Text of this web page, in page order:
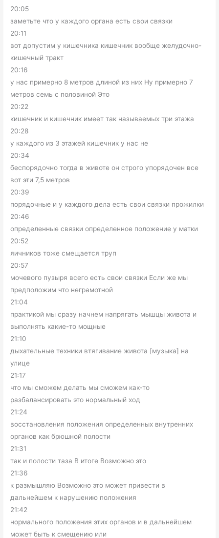
20:05
заметьте что у каждого органа есть свои связки
20:11
вот допустим у кишечника кишечник вообще желудочно-
кишечный тракт
20:16
у нас примерно 8 метров длиной из них Ну примерно 7
метров семь с половиной Это
20:22
кишечник и кишечник имеет так называемых три этажа
20:28
у каждого из 3 этажей кишечник у нас не
20:34
беспорядочно тогда в животе он строго упорядочен все
вот эти 7,5 метров
20:39
порядочные и у каждого дела есть свои связки прожилки
20:46
определенные связки определенное положение у матки
20:52
яичников тоже смещается труп
20:57
мочевого пузыря всего есть свои связки Если же мы
предположим что неграмотной
21:04
практикой мы сразу начнем напрягать мышцы живота и
выполнять какие-то мощные
21:10
дыхательные техники втягивание живота [музыка] на
улице
21:17
что мы сможем делать мы сможем как-то
разбалансировать это нормальный ход
21:24
восстановления положения определенных внутренних
органов как брюшной полости
21:31
так и полости таза В итоге Возможно это
21:36
к размышляю Возможно это может привести в
дальнейшем к нарушению положения
21:42
нормального положения этих органов и в дальнейшем
может быть к смещению или